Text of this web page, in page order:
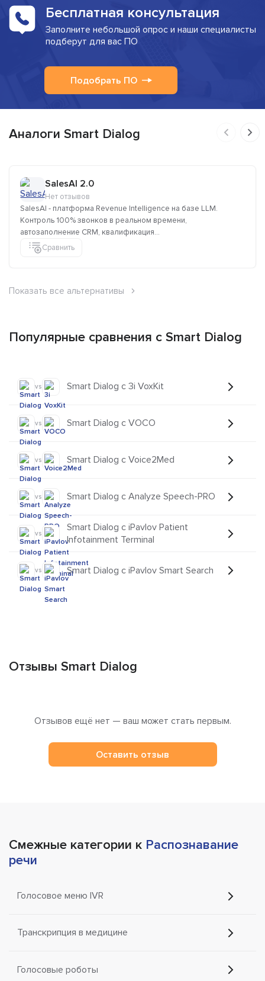
Бесплатная консультация
Заполните небольшой опрос и наши специалисты
подберут для вас ПО
Подобрать ПО
Аналоги Smart Dialog
SalesAI 2.0
Нет отзывов
SalesAI - платформа Revenue Intelligence на базе LLM.
Контроль 100% звонков в реальном времени,
автозаполнение CRM, квалификация...
Сравнить
Показать все альтернативы
Популярные сравнения с Smart Dialog
vs Smart Dialog с 3i VoxKit
vs Smart Dialog с VOCO
vs Smart Dialog с Voice2Med
vs Smart Dialog с Analyze Speech-PRO
vs
Smart Dialog с iPavlov Patient
Infotainment Terminal
vs Smart Dialog с iPavlov Smart Search
Отзывы Smart Dialog
Отзывов ещё нет — ваш может стать первым.
Оставить отзыв
Смежные категории к Распознавание
речи
Голосовое меню IVR
Транскрипция в медицине
Голосовые роботы